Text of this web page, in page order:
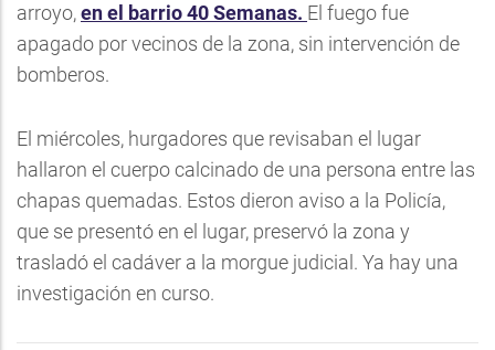
arroyo,en el barrio 40 Semanas. El fuego fue
apagado por vecinos de la zona, sin intervención de
bomberos.
El miércoles, hurgadores que revisaban el lugar
hallaron el cuerpo calcinado de una persona entre las
chapas quemadas. Estos dieron aviso a la Policía,
que se presentó en el lugar, preservó la zona y
trasladó el cadáver a la morgue judicial. Ya hay una
investigación en curso.